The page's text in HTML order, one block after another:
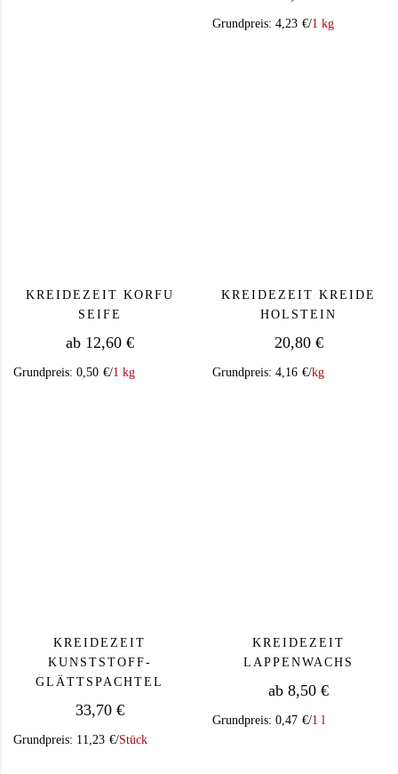
Grundpreis: 4,23 €/1 kg
KREIDEZEIT KORFU
SEIFE
ab 12,60 €
Grundpreis: 0,50 €/1 kg
KREIDEZEIT KREIDE
HOLSTEIN
20,80 €
Grundpreis: 4,16 €/kg
KREIDEZEIT
KUNSTSTOFF-
GLÄTTSPACHTEL
33,70 €
Grundpreis: 11,23 €/Stück
KREIDEZEIT
LAPPENWACHS
ab 8,50 €
Grundpreis: 0,47 €/1 l